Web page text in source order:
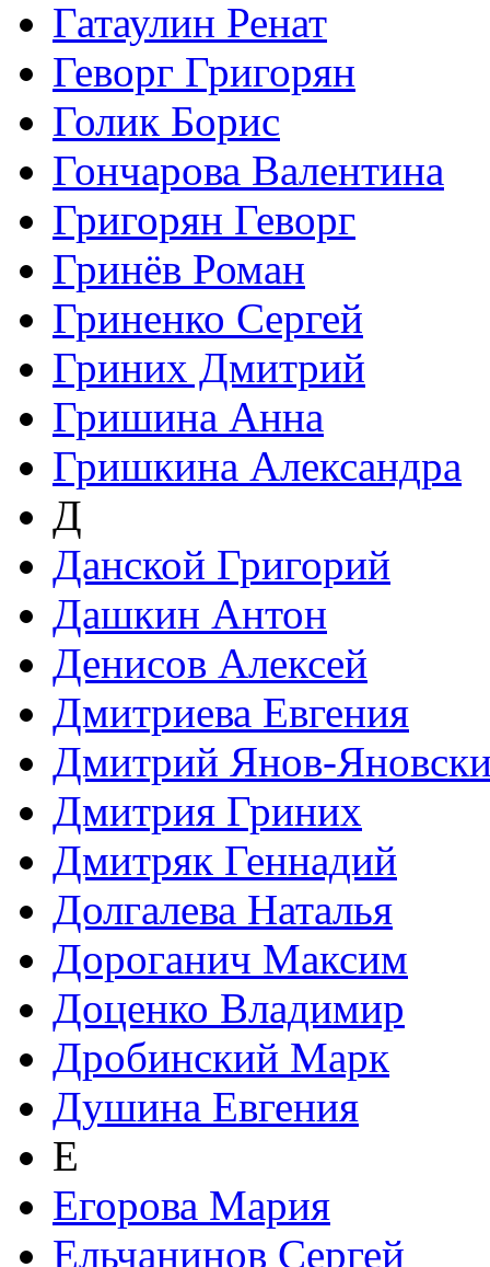
Гатаулин Ренат
Геворг Григорян
Голик Борис
Гончарова Валентина
Григорян Геворг
Гринёв Роман
Гриненко Сергей
Гриних Дмитрий
Гришина Анна
Гришкина Александра
Д
Данской Григорий
Дашкин Антон
Денисов Алексей
Дмитриева Евгения
Дмитрий Янов-
Дмитрия Гриних
Дмитряк Геннадий
Долгалева Наталья
Дороганич Максим
Доценко Владимир
Дробинский Марк
Душина Евгения
Е
Егорова Мария
Ельчанинов Сергей